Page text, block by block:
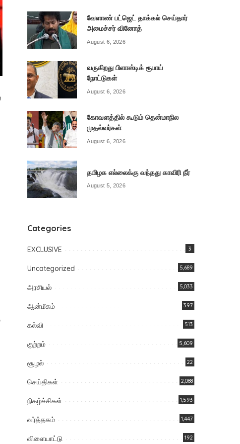
வேளாண் பட்ஜெட் தாக்கல் செய்தார்
அமைச்சர் வினோத்
August 6, 2026
வருகிறது பிளாஸ்டிக் ரூபாய்
நோட்டுகள்
August 6, 2026
கோவளத்தில் கூடும் தென்மாநில
முதல்வர்கள்
August 6, 2026
தமிழக எல்லைக்கு வந்தது காவிரி நீர்
August 5, 2026
Categories
EXCLUSIVE 3
Uncategorized 5,689
அரசியல் 5,033
ஆன்மீகம் 397
கல்வி 513
குற்றம் 5,609
சூழல் 22
செய்திகள் 2,088
நிகழ்ச்சிகள் 1,593
வர்த்தகம் 1,447
விளையாட்டு 192